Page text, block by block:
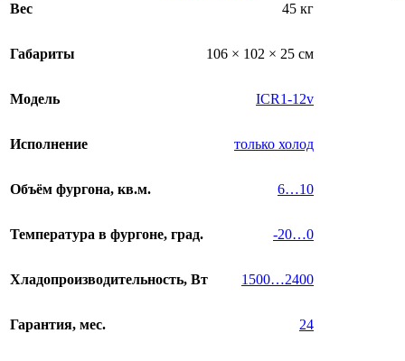
Вес 45 кг
Габариты 106 × 102 × 25 см
Модель ICR1-12v
Исполнение только холод
Объём фургона, кв.м. 6…10
Температура в фургоне, град. -20…0
Хладопроизводительность, Вт 1500…2400
Гарантия, мес. 24